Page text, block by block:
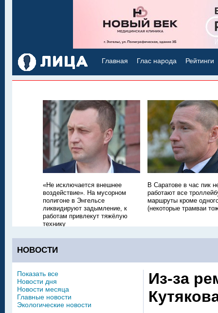
Главная Глас народа Рейтинги
«Не исключается внешнее
воздействие». На мусорном
полигоне в Энгельсе
ликвидируют задымление, к
работам привлекут тяжёлую
технику
В Саратове в час пик
работают все
маршруты кроме
(некоторые трамваи
НОВОСТИ
Из-за
Показать все
Новости дня
Новости месяца
Главные новости
Экологические новости